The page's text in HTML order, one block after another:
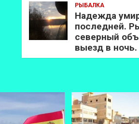
РЫБАЛКА
Надежда
последней.
северный
выезд в ночь.